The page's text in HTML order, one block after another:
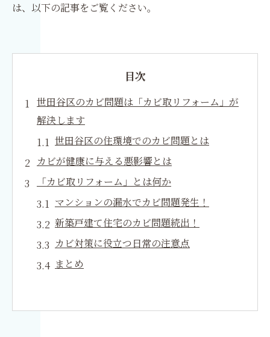
は、以下の記事をご覧ください。
目次
世田谷区のカビ問題は「カビ取リフォーム」が
解決します
世田谷区の住環境でのカビ問題とは
カビが健康に与える悪影響とは
「カビ取リフォーム」とは何か
マンションの漏水でカビ問題発生！
新築戸建て住宅のカビ問題続出！
カビ対策に役立つ日常の注意点
まとめ